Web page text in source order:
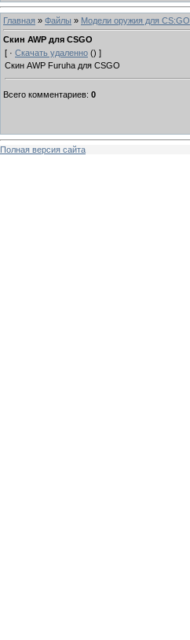
Главная » Файлы » Модели оружия для CS:GO
Скин AWP для CSGO
[ · Скачать удаленно () ]
Скин AWP Furuha для CSGO
Всего комментариев: 0
Полная версия сайта